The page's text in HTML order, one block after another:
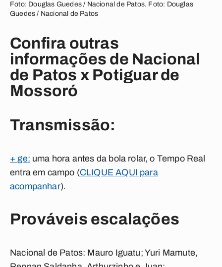
Foto: Douglas Guedes / Nacional de Patos. Foto: Douglas
Guedes / Nacional de Patos
Confira outras
informações de Nacional
de Patos x Potiguar de
Mossoró
Transmissão:
+ ge: uma hora antes da bola rolar, o Tempo Real
entra em campo (CLIQUE AQUI para
acompanhar).
Prováveis escalações
Nacional de Patos: Mauro Iguatu; Yuri Mamute,